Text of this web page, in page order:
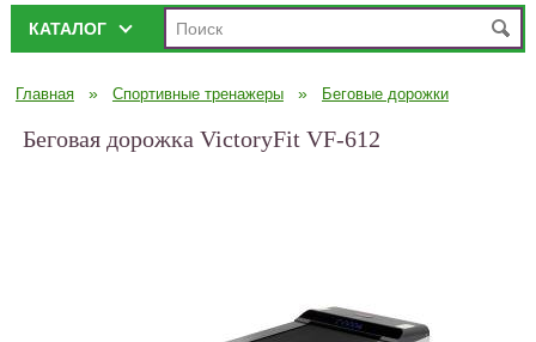
КАТАЛОГ
Главная » Спортивные тренажеры » Беговые дорожки
Беговая дорожка VictoryFit VF-612